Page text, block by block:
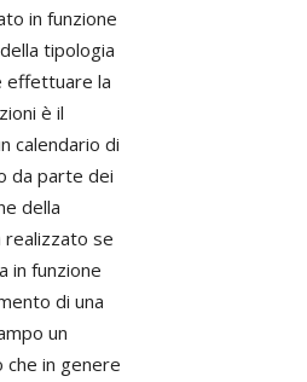
in funzione
tipologia
effettuare la
è il
calendario di
da parte dei
della
realizzato se
in funzione
di una
un
in genere